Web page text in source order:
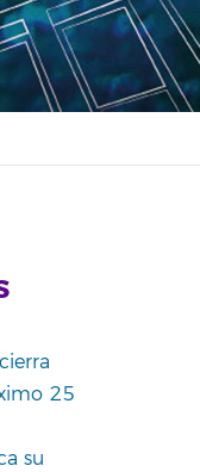
25
su